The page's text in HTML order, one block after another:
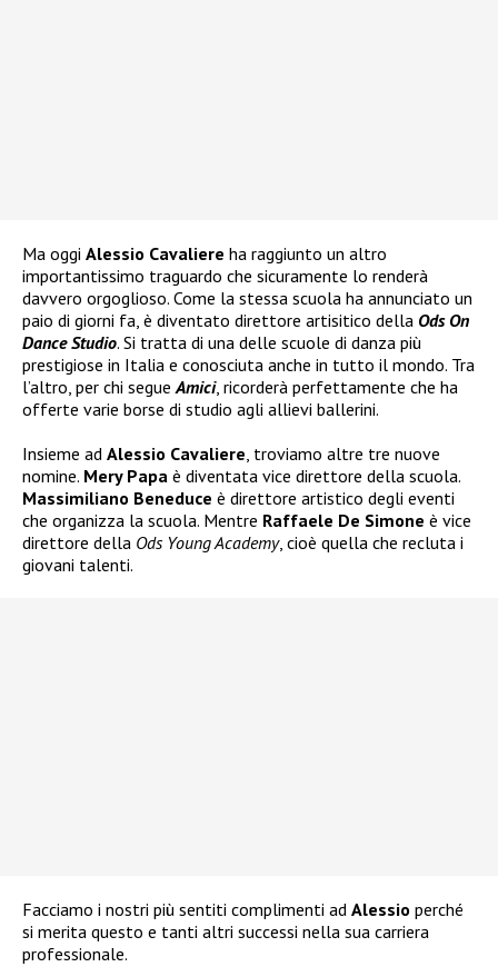
Ma oggi Alessio Cavaliere ha raggiunto un altro
importantissimo traguardo che sicuramente lo renderà
davvero orgoglioso. Come la stessa scuola ha annunciato un
paio di giorni fa, è diventato direttore artisitico della Ods On
Dance Studio. Si tratta di una delle scuole di danza più
prestigiose in Italia e conosciuta anche in tutto il mondo. Tra
l’altro, per chi segueAmici, ricorderà perfettamente che ha
offerte varie borse di studio agli allievi ballerini.
Insieme ad Alessio Cavaliere, troviamo altre tre nuove
nomine. Mery Papa è diventata vice direttore della scuola.
Massimiliano Beneduce è direttore artistico degli eventi
che organizza la scuola. Mentre Raffaele De Simone è vice
direttore della Ods Young Academy, cioè quella che recluta i
giovani talenti.
Facciamo i nostri più sentiti complimenti ad Alessio perché
si merita questo e tanti altri successi nella sua carriera
professionale.